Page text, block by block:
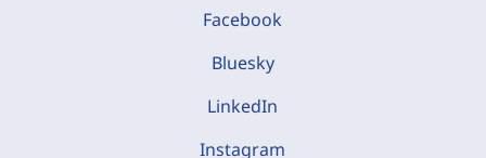
Facebook
Bluesky
LinkedIn
Instagram